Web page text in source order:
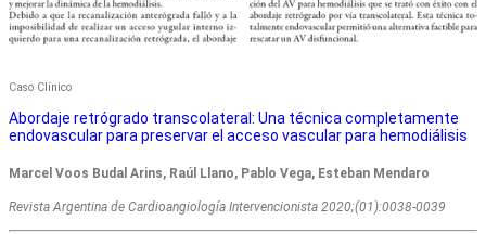
Caso Clínico
Abordaje retrógrado transcolateral: Una técnica completamente
endovascular para preservar el acceso vascular para hemodiálisis
Marcel Voos Budal Arins, Raúl Llano, Pablo Vega, Esteban Mendaro
Revista Argentina de Cardioangiologí­a Intervencionista 2020;(01):0038-0039